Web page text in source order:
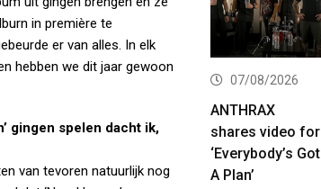
in première te
er van alles. In elk
hebben we dit jaar gewoon
gingen spelen dacht ik,
van tevoren natuurlijk nog
07/08/2026
ANTHRAX
shares video for
‘Everybody’s Got
A Plan’